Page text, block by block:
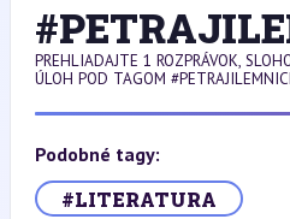
PREHLIADAJTE 1 ROZPRÁVOK,
ÚLOH POD TAGOM
Podobné tagy:
#LITERATURA